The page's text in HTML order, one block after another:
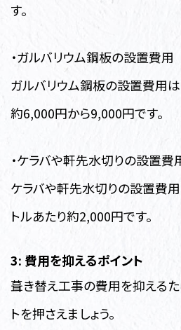
す。
・ガルバリウム鋼板の設置費用
ガルバリウム鋼板の設置費用は
約6,000円から9,000円です。
・ケラバや軒先水切りの設置費
ケラバや軒先水切りの設置費
トルあたり約2,000円です。
3: 費用を抑えるポイント
葺き替え工事の費用を抑える
トを押さえましょう。